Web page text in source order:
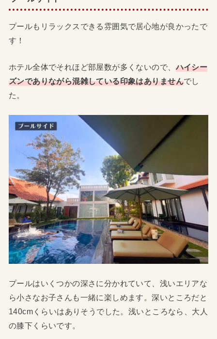
プールもリラックスできる雰囲気で居心地が良かったで
す！
ホテル全体でそれほど部屋数が多くないので、ハイシー
ズンでありながら混雑している印象はありませんでし
た。
プールはいくつかの深さに分かれていて、浅いエリアな
ら小さなお子さんも一緒に楽しめます。深いところだと
140cmくらいはありそうでした。浅いところなら、大人
の膝下くらいです。